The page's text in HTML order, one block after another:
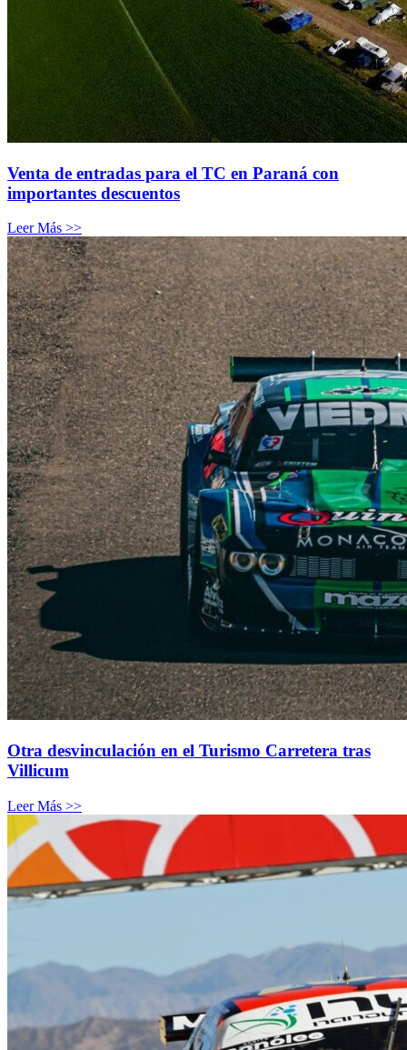
Venta de entradas para el TC en Paraná con
importantes descuentos
Leer Más >>
Otra desvinculación en el Turismo Carretera tras
Villicum
Leer Más >>